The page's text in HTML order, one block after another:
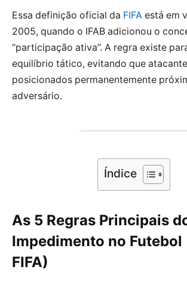
Essa definição oficial da FIFA está em
2005, quando o IFAB adicionou o
“participação ativa”. A regra existe
equilíbrio tático, evitando que
posicionados permanentemente
adversário.
Índice
As 5 Regras Principais
Impedimento no Futebol
FIFA)